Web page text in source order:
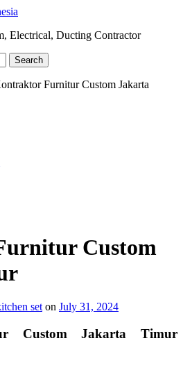
Electrical, Ducting Contractor
Search
Furnitur Custom Jakarta
Custom
set on July 31, 2024
Custom Jakarta Timur